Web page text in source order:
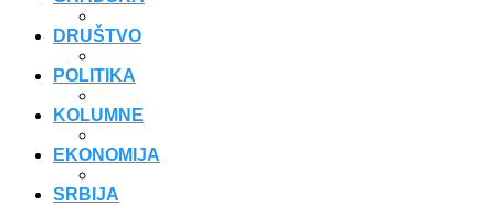
DRUŠTVO
POLITIKA
KOLUMNE
EKONOMIJA
SRBIJA